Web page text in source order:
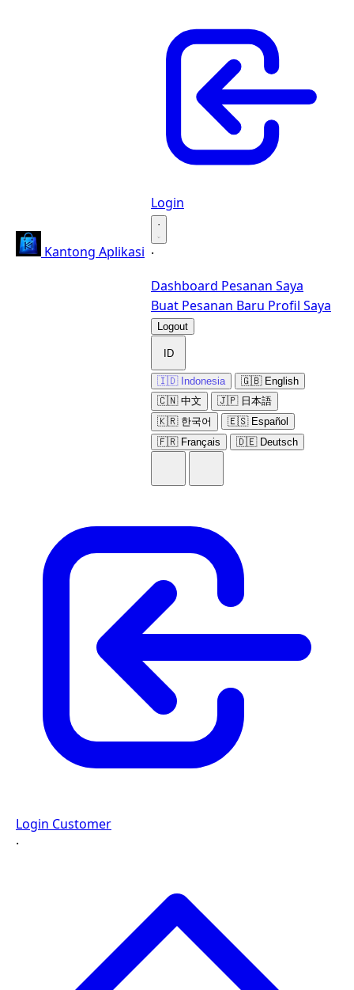
Kantong Aplikasi
Login
·
·
Dashboard Pesanan Saya
Buat Pesanan Baru Profil Saya
Logout
ID
🇮🇩 Indonesia
🇬🇧 English
🇨🇳 中文
🇯🇵 日本語
🇰🇷 한국어
🇪🇸 Español
🇫🇷 Français
🇩🇪 Deutsch
Login Customer
·